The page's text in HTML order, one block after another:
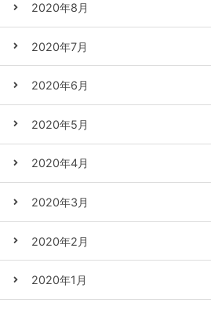
2020年8月
2020年7月
2020年6月
2020年5月
2020年4月
2020年3月
2020年2月
2020年1月